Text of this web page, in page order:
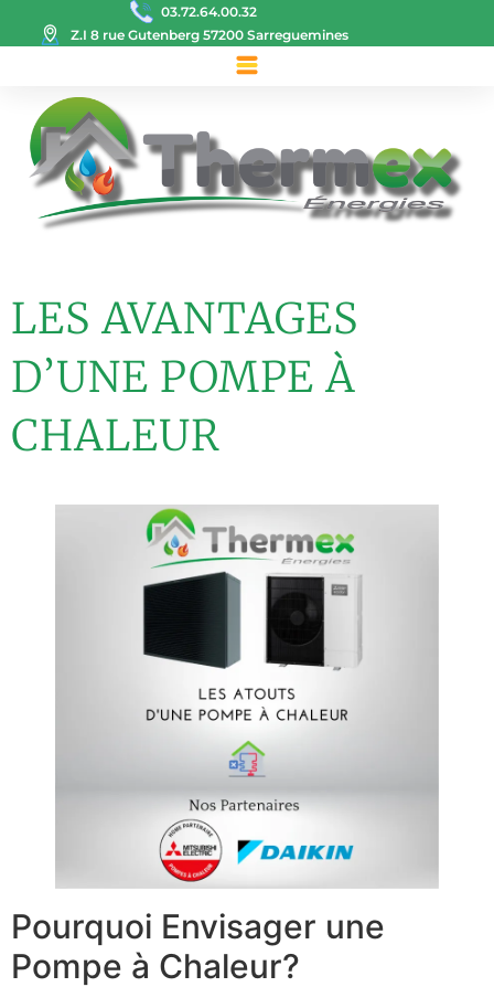
03.72.64.00.32
Z.I 8 rue Gutenberg 57200 Sarreguemines
LES AVANTAGES
D’UNE POMPE À
CHALEUR
Pourquoi Envisager une
Pompe à Chaleur?